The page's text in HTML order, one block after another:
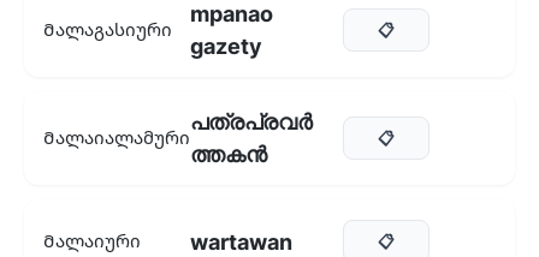
Მალაგასიური
mpanao
gazety
📋
Მალაიალამური
പത്രപ്രവർ
ത്തകൻ
📋
Მალაიური wartawan 📋